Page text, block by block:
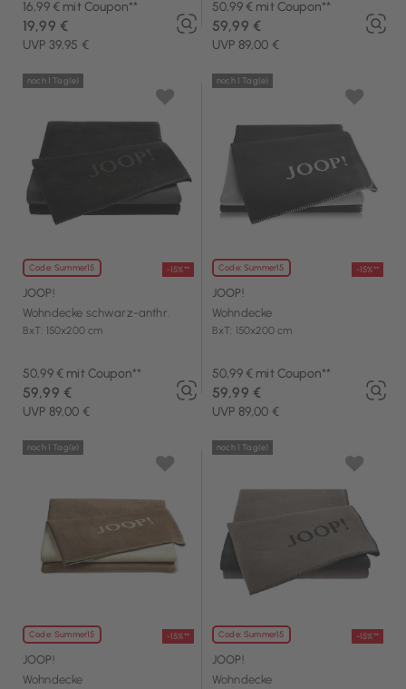
16,99 € mit Coupon**
UVP 39,95 €
19,99 €
50,99 € mit Coupon**
UVP 89,00 €
59,99 €
Code: Summer15 -15%**
noch 1 Tag(e)
JOOP!
Wohndecke schwarz-anthr.
BxT: 150x200 cm
50,99 € mit Coupon**
UVP 89,00 €
59,99 €
Code: Summer15 -15%**
noch 1 Tag(e)
JOOP!
Wohndecke
BxT: 150x200 cm
50,99 € mit Coupon**
UVP 89,00 €
59,99 €
Code: Summer15 -15%**
noch 1 Tag(e)
JOOP!
Wohndecke
Code: Summer15 -15%**
noch 1 Tag(e)
JOOP!
Wohndecke